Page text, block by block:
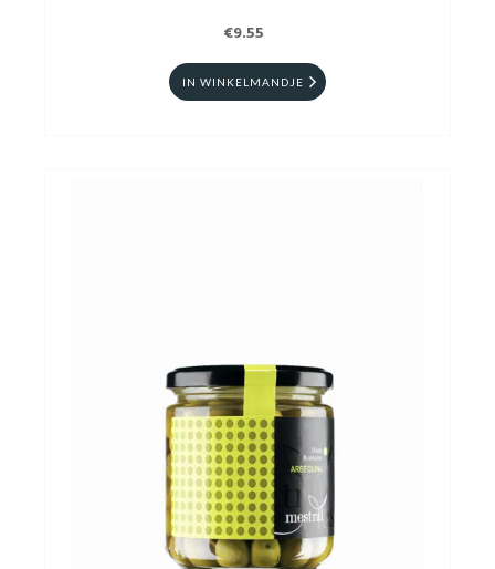
€9.55
IN WINKELMANDJE